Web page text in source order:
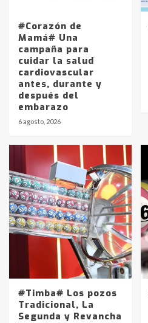
#Corazón de
Mamá# Una
campaña para
cuidar la salud
cardiovascular
antes, durante y
después del
embarazo
6 agosto, 2026
#Timba# Los pozos
Tradicional, La
Segunda y Revancha